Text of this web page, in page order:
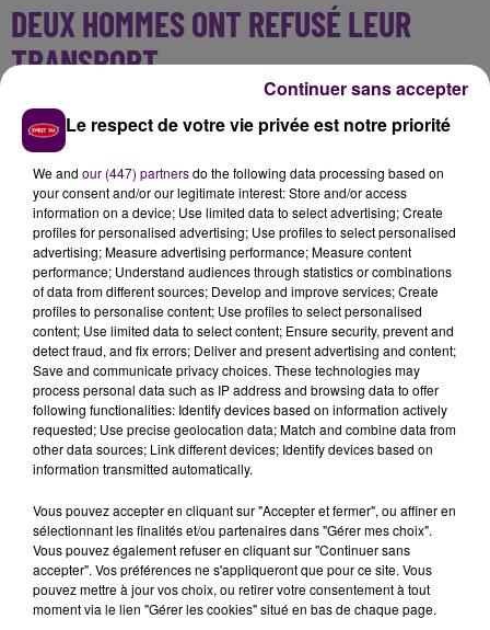
DEUX HOMMES ONT REFUSÉ LEUR
TRANSPORT
Septs sapeurs-pompiers du département d'Eure-et-
Loir sont intervenus, épaulés par quelques confrères
de l'Orne voisine : quatre engins terrestres
d'intervention ont été mobilisés, ainsi qu'un
hélicoptère du SMUR.Victimes également, mais sans
notion de gravité, deux hommes, âgés quant à eux
de 67 et 71 ans, ont refusé leur transport vers un
centre de soinpour y être observés.
À LA UNE
7 août 2026
Le respect de votre vie privée est notre priorité
We and our (447) partnersdo the following data processing based on
your consent and/or our legitimate interest: Store and/or access
information on a device; Use limited data to select advertising; Create
profiles for personalised advertising; Use profiles to select personalised
advertising; Measure advertising performance; Measure content
performance; Understand audiences through statistics or combinations
of data from different sources; Develop and improve services; Create
profiles to personalise content; Use profiles to select personalised
content; Use limited data to select content; Ensure security, prevent and
detect fraud, and fix errors; Deliver and present advertising and content;
Save and communicate privacy choices. These technologies may
process personal data such as IP address and browsing data to offer
following functionalities: Identify devices based on information actively
requested; Use precise geolocation data; Match and combine data from
other data sources; Link different devices; Identify devices based on
information transmitted automatically.
Vous pouvez accepter en cliquant sur "Accepter et fermer", ou affiner en
sélectionnant les finalités et/ou partenaires dans "Gérer mes choix".
Vous pouvez également refuser en cliquant sur "Continuer sans
accepter". Vos préférences ne s'appliqueront que pour ce site. Vous
pouvez mettre à jour vos choix, ou retirer votre consentement à tout
moment via le lien "Gérer les cookies" situé en bas de chaque page.
Continuer sans accepter